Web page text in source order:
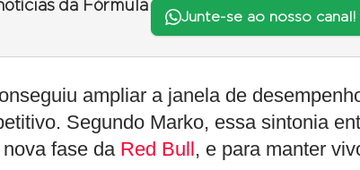
da Fórmula
Junte-se ao nosso canal!
ampliar a janela de
Segundo Marko, essa sintonia
fase da Red Bull, e para manter